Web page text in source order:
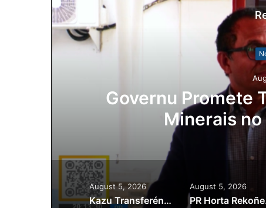
Governu Promete
Minerais
August 5, 2026
Kazu Transferénsia Osan Millaun 42 Husi Singapura, Advogadu Sei Halo Rekursu
August 5, 2026
PR